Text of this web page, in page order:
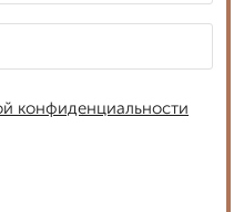
конфиденциальности